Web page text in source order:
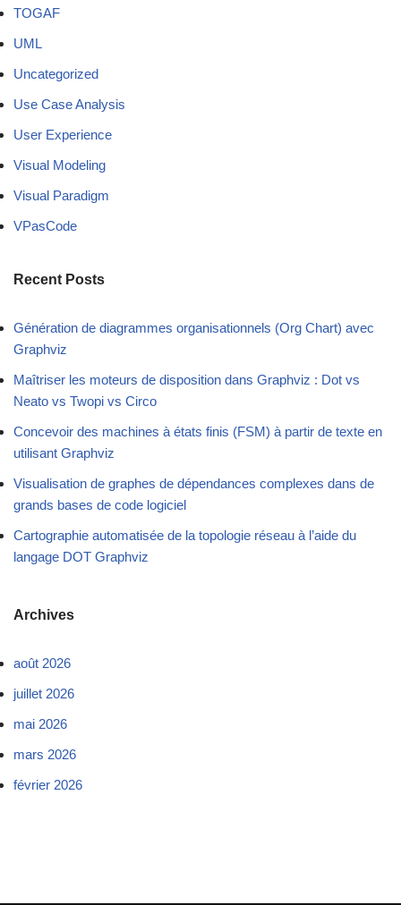
TOGAF
UML
Uncategorized
Use Case Analysis
User Experience
Visual Modeling
Visual Paradigm
VPasCode
Recent Posts
Génération de diagrammes organisationnels (Org Chart) avec
Graphviz
Maîtriser les moteurs de disposition dans Graphviz : Dot vs
Neato vs Twopi vs Circo
Concevoir des machines à états finis (FSM) à partir de texte en
utilisant Graphviz
Visualisation de graphes de dépendances complexes dans de
grands bases de code logiciel
Cartographie automatisée de la topologie réseau à l’aide du
langage DOT Graphviz
Archives
août 2026
juillet 2026
mai 2026
mars 2026
février 2026